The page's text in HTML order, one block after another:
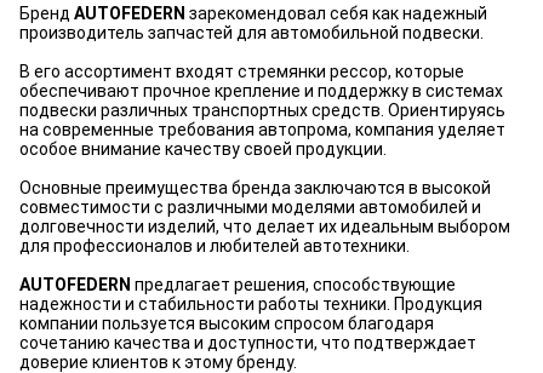
Бренд AUTOFEDERN зарекомендовал себя как надежный
производитель запчастей для автомобильной подвески.
В его ассортимент входят стремянки рессор, которые
обеспечивают прочное крепление и поддержку в системах
подвески различных транспортных средств. Ориентируясь
на современные требования автопрома, компания уделяет
особое внимание качеству своей продукции.
Основные преимущества бренда заключаются в высокой
совместимости с различными моделями автомобилей и
долговечности изделий, что делает их идеальным выбором
для профессионалов и любителей автотехники.
AUTOFEDERN предлагает решения, способствующие
надежности и стабильности работы техники. Продукция
компании пользуется высоким спросом благодаря
сочетанию качества и доступности, что подтверждает
доверие клиентов к этому бренду.